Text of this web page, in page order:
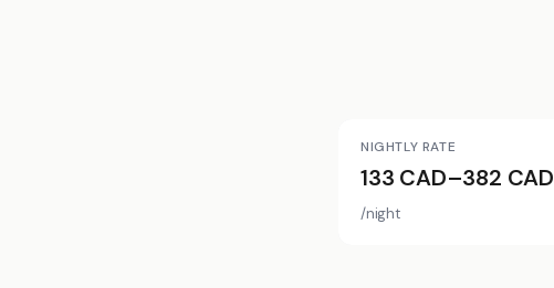
NIGHTLY RATE
133 CAD–382 CAD
/night